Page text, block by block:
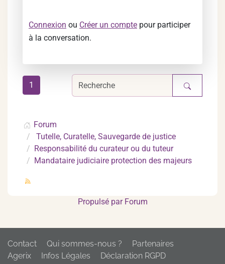
Connexion ou Créer un compte pour participer
à la conversation.
1
Forum
Tutelle, Curatelle, Sauvegarde de justice
Responsabilité du curateur ou du tuteur
Mandataire judiciaire protection des majeurs
Propulsé par Forum
Contact Qui sommes-nous ?
Partenaires
Agerix
Infos Légales
Déclaration RGPD